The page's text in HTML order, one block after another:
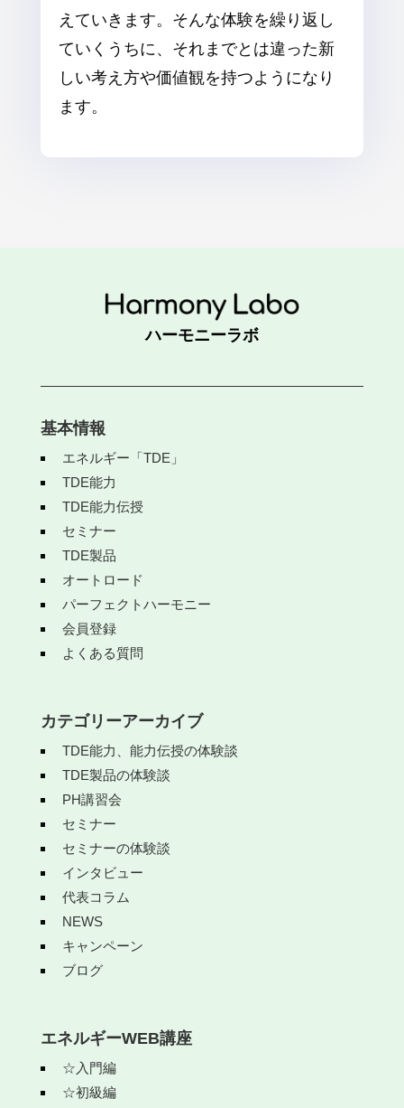
えていきます。そんな体験を繰り返し
ていくうちに、それまでとは違った新
しい考え方や価値観を持つようになり
ます。
ハーモニーラボ
基本情報
エネルギー「TDE」
TDE能力
TDE能力伝授
セミナー
TDE製品
オートロード
パーフェクトハーモニー
会員登録
よくある質問
カテゴリーアーカイブ
TDE能力、能力伝授の体験談
TDE製品の体験談
PH講習会
セミナー
セミナーの体験談
インタビュー
代表コラム
NEWS
キャンペーン
ブログ
エネルギーWEB講座
☆入門編
☆初級編